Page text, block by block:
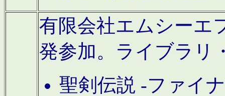
有限会社エムシーエ
発参加。ライブラリ
聖剣伝説 -ファイ